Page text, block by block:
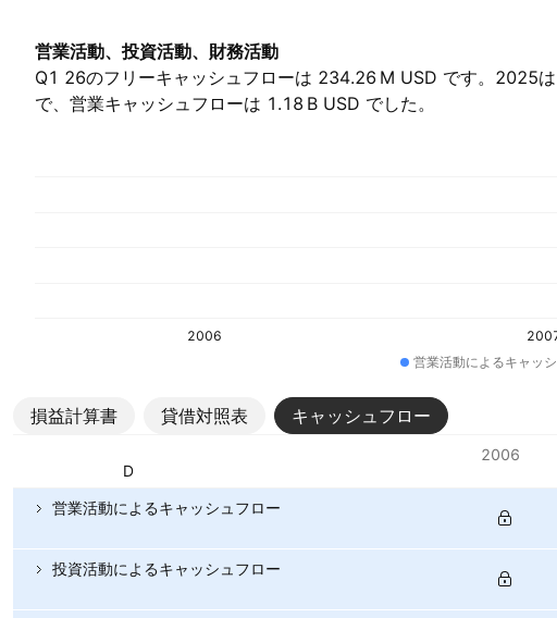
営業活動、投資活動、財務活動
Q1 26のフリーキャッシュフローは ‪234.26 M‬ USD です。2025
で、営業キャッシュフローは ‪1.18 B‬ USD でした。
2006
営業活動によるキャッ
損益計算書 貸借対照表 キャッシュフロー
通貨: USD
2006
営業活動によるキャッシュフロー
投資活動によるキャッシュフロー